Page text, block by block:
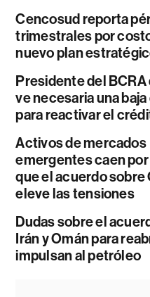
Cencosud reporta
trimestrales por
nuevo plan
Presidente del BCRA
ve necesaria una
para reactivar el
Activos de mercados
emergentes caen
que el acuerdo sobre
eleve las tensiones
Dudas sobre el
Irán y Omán para
impulsan al petróleo